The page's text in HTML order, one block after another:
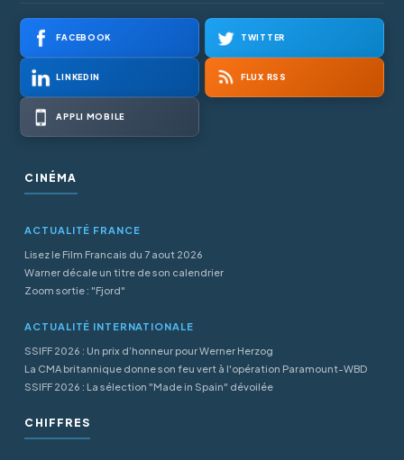
FACEBOOK TWITTER
LINKEDIN FLUX RSS
APPLI MOBILE
CINÉMA
ACTUALITÉ FRANCE
Lisez le Film Francais du 7 aout 2026
Warner décale un titre de son calendrier
Zoom sortie : "Fjord"
ACTUALITÉ INTERNATIONALE
SSIFF 2026 : Un prix d’honneur pour Werner Herzog
La CMA britannique donne son feu vert à l'opération Paramount-WBD
SSIFF 2026 : La sélection "Made in Spain" dévoilée
CHIFFRES